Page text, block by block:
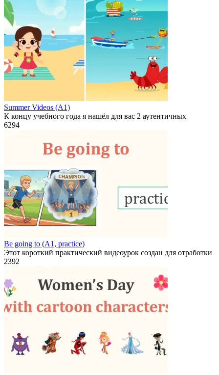
Summer Videos (A1)
К концу учебного года я нашёл для вас 2 аутентичных
6294
Be going to (A1, practice)
Этот короткий практический видеоурок создан для отработки
2392